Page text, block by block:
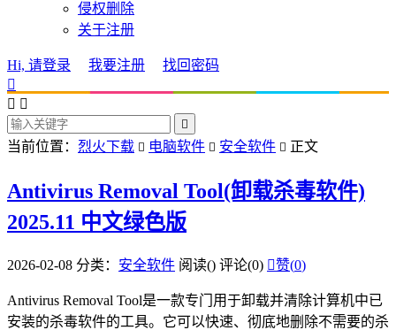
侵权删除
关于注册
Hi, 请登录 我要注册
找回密码

 

当前位置： 烈火下载  电脑软件  安全软件  正文
Antivirus Removal Tool(卸载杀毒软件)
2025.11 中文绿色版
2026-02-08 分类： 安全软件 阅读() 评论(0) 赞(0)
Antivirus Removal Tool是一款专门用于卸载并清除计算机中已
安装的杀毒软件的工具。它可以快速、彻底地删除不需要的杀